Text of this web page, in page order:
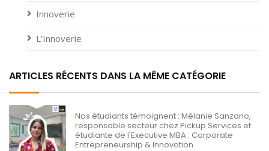
Innoverie
L'Innoverie
ARTICLES RÉCENTS DANS LA MÊME CATÉGORIE
Nos étudiants témoignent : Mélanie Sanzano,
responsable secteur chez Pickup Services et
étudiante de l'Executive MBA : Corporate
Entrepreneurship & Innovation